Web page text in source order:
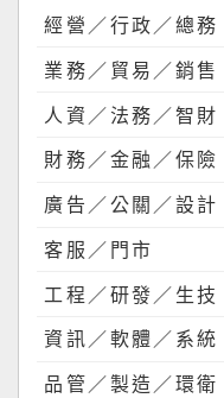
經營／行政／總務
業務／貿易／銷售
人資／法務／智財
財務／金融／保險
廣告／公關／設計
客服／門市
工程／研發／生技
資訊／軟體／系統
品管／製造／環衛